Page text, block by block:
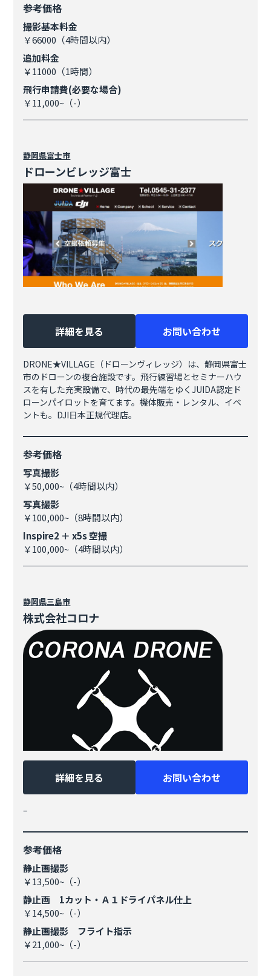
参考価格
撮影基本料金
￥66000（4時間以内）
追加料金
￥11000（1時間）
飛行申請費(必要な場合)
￥11,000~（-）
静岡県富士市
ドローンビレッジ富士
詳細を見る お問い合わせ
DRONE★VILLAGE（ドローンヴィレッジ）は、静岡県富士
市のドローンの複合施設です。飛行練習場とセミナーハウ
スを有した充実設備で、時代の最先端をゆくJUIDA認定ド
ローンパイロットを育てます。機体販売・レンタル、イベ
ントも。DJI日本正規代理店。
参考価格
写真撮影
￥50,000~（4時間以内）
写真撮影
￥100,000~（8時間以内）
Inspire2 ＋ x5s 空撮
￥100,000~（4時間以内）
静岡県三島市
株式会社コロナ
詳細を見る お問い合わせ
–
参考価格
静止画撮影
￥13,500~（-）
静止画 1カット・Ａ１ドライパネル仕上
￥14,500~（-）
静止画撮影 フライト指示
￥21,000~（-）